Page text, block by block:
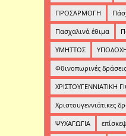
ΠΡΟΣΑΡΜΟΓΗ
Πασχαλινά έθιμα
ΥΜΗΤΤΟΣ
Φθινοπωρινές δράσεις
ΧΡΙΣΤΟΥΓΕΝΝΙΑΤΙΚΗ
Χριστουγεννιάτικες
ΨΥΧΑΓΩΓΙΑ